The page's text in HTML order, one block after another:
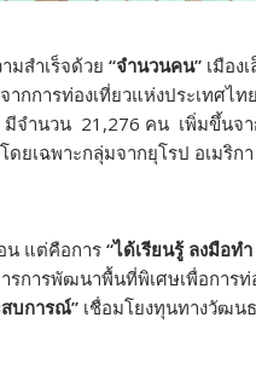
มสำเร็จด้วย “จำนวนคน” เมือง
ากการท่องเที่ยวแห่งประเทศไ
จำนวน 21,276 คน เพิ่มขึ้นจ
ยเฉพาะกลุ่มจากยุโรป อเมริ
น แต่คือการ “ได้เรียนรู้ ลงมือท
การพัฒนาพื้นที่พิเศษเพื่อการท่
บการณ์” เชื่อมโยงทุนทางวัฒน